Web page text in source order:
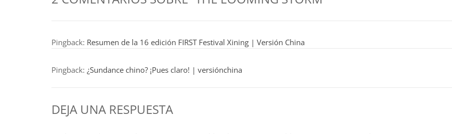
Pingback: Resumen de la 16 edición FIRST Festival Xining | Versión China
Pingback: ¿Sundance chino? ¡Pues claro! | versiónchina
DEJA UNA RESPUESTA